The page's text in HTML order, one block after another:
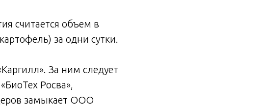
считается объем в
за одни сутки.
За ним следует
Росва»,
замыкает ООО